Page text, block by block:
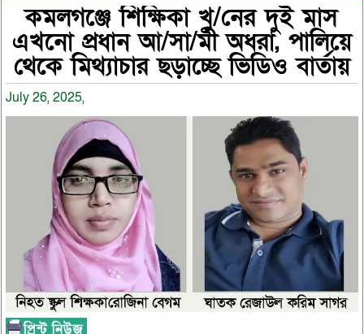
কমলগঞ্জে শিক্ষিকা খু/নের দুই মাস
এখনো প্রধান আ/সা/মী অধরা, পালিয়ে
থেকে মিথ্যাচার ছড়াচ্ছে ভিডিও বার্তায়
July 26, 2025,